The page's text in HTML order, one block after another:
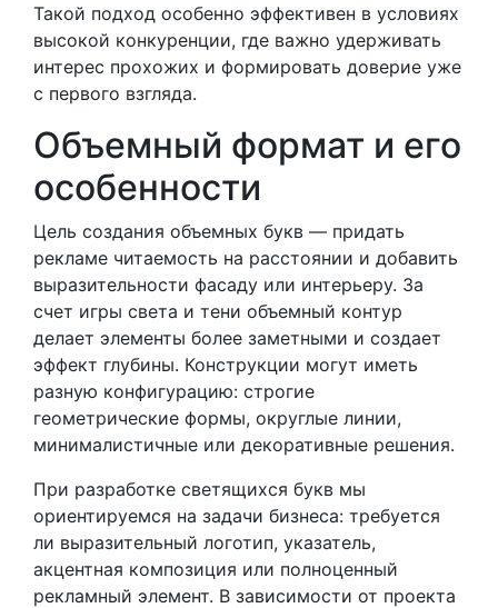
Такой подход особенно эффективен в условиях
высокой конкуренции, где важно удерживать
интерес прохожих и формировать доверие уже
с первого взгляда.
Объемный формат и его
особенности
Цель создания объемных букв — придать
рекламе читаемость на расстоянии и добавить
выразительности фасаду или интерьеру. За
счет игры света и тени объемный контур
делает элементы более заметными и создает
эффект глубины. Конструкции могут иметь
разную конфигурацию: строгие
геометрические формы, округлые линии,
минималистичные или декоративные решения.
При разработке светящихся букв мы
ориентируемся на задачи бизнеса: требуется
ли выразительный логотип, указатель,
акцентная композиция или полноценный
рекламный элемент. В зависимости от проекта